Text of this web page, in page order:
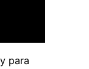
para